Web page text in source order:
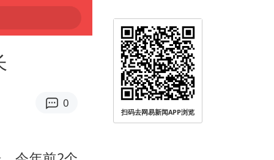
0
扫码去网易新闻APP浏览